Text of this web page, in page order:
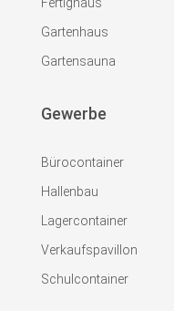
Gartenhaus
Gartensauna
Gewerbe
Bürocontainer
Hallenbau
Lagercontainer
Verkaufspavillon
Schulcontainer